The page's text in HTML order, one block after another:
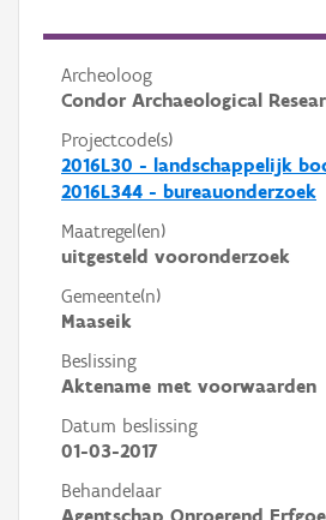
Archeoloog
Condor Archaeological
Projectcode(s)
2016L30 - landschappelijk
2016L344 - bureauonderzoek
Maatregel(en)
uitgesteld vooronderzoek
Gemeente(n)
Maaseik
Beslissing
Aktename met voorwaarden
Datum beslissing
01-03-2017
Behandelaar